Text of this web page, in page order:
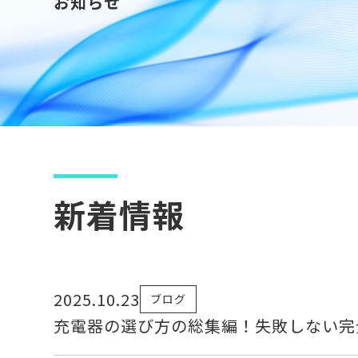
新着情報
2025.10.23 ブログ
充電器の選び方の総集編！失敗しない